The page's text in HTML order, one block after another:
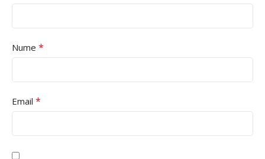
Nume *
Email *